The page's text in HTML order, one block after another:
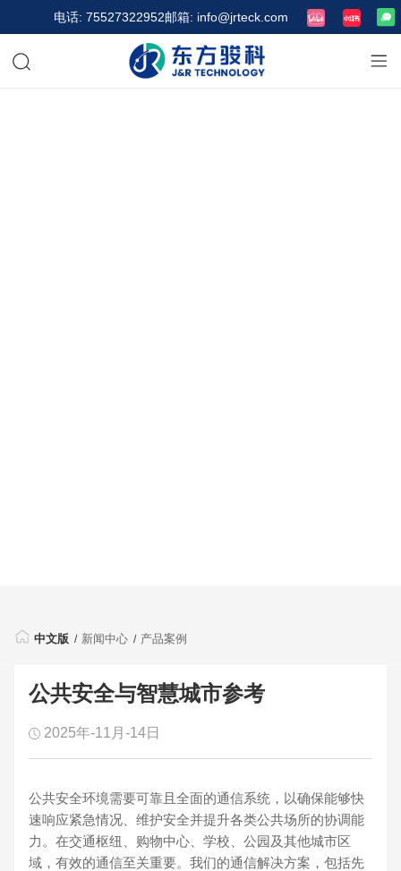
电话: 75527322952邮箱: info@jrteck.com
中文版 新闻中心 产品案例
公共安全与智慧城市参考
2025年-11月-14日
公共安全环境需要可靠且全面的通信系统，以确保能够快
速响应紧急情况、维护安全并提升各类公共场所的协调能
力。在交通枢纽、购物中心、学校、公园及其他城市区
域，有效的通信至关重要。我们的通信解决方案，包括先